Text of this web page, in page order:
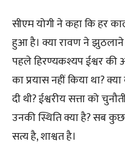
सीएम योगी ने कहा कि हर
हुआ है। क्या रावण ने झुठलाने
पहले हिरण्यकश्यप ईश्वर की
का प्रयास नहीं किया था?
दी थी? ईश्वरीय सत्ता को
उनकी स्थिति क्या है? सब
सत्य है, शाश्वत है।